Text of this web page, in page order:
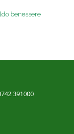
benessere
391000